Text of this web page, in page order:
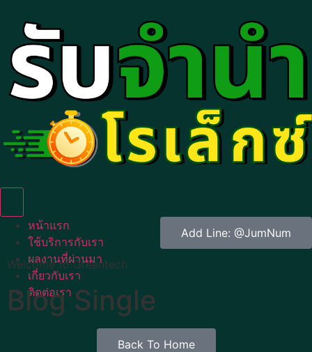
หน้าแรก
ใช้บริการกับเรา
ผลงานที่ผ่านมา
เกี่ยวกับเรา
ติดต่อเรา
Add Line: @JumNum
Welcome to Greentech
Blog Single
Back To Home